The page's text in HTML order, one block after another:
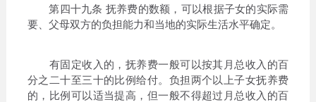
第四十九条 抚养费的数额，可以根据子女的实际需
要、父母双方的负担能力和当地的实际生活水平确定。
有固定收入的，抚养费一般可以按其月总收入的百
分之二十至三十的比例给付。负担两个以上子女抚养费
的，比例可以适当提高，但一般不得超过月总收入的百